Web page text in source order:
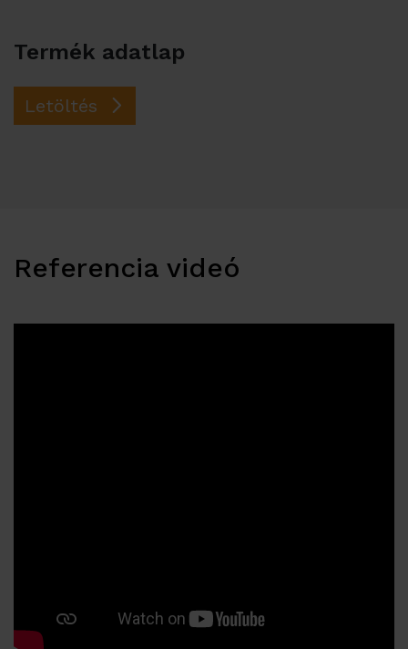
Termék adatlap
Letöltés
Referencia videó